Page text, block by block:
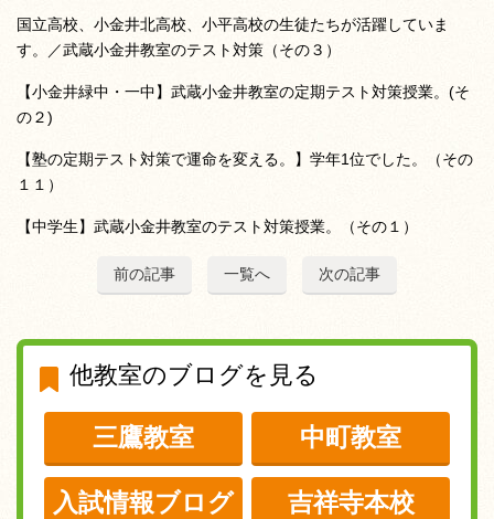
国立高校、小金井北高校、小平高校の生徒たちが活躍していま
す。／武蔵小金井教室のテスト対策（その３）
【小金井緑中・一中】武蔵小金井教室の定期テスト対策授業。(そ
の２)
【塾の定期テスト対策で運命を変える。】学年1位でした。（その
１１）
【中学生】武蔵小金井教室のテスト対策授業。（その１）
前の記事 一覧へ 次の記事
他教室のブログを見る
三鷹教室 中町教室
入試情報ブログ 吉祥寺本校